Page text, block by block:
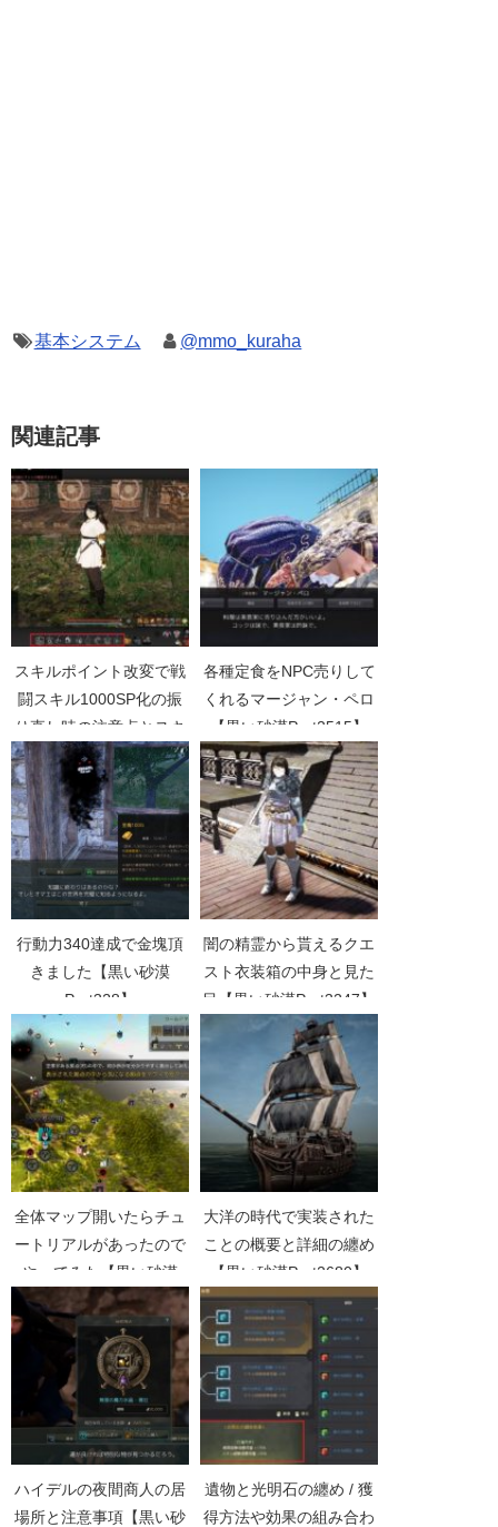
基本システム @mmo_kuraha
関連記事
スキルポイント改変で戦
闘スキル1000SP化の振
り直し時の注意点とスキ
ル特化【黒い砂漠
Part4069】
各種定食をNPC売りして
くれるマージャン・ペロ
【黒い砂漠Part2515】
行動力340達成で金塊頂
きました【黒い砂漠
Part328】
闇の精霊から貰えるクエ
スト衣装箱の中身と見た
目【黒い砂漠Part3247】
全体マップ開いたらチュ
ートリアルがあったので
やってみた【黒い砂漠
Part1242】
大洋の時代で実装された
ことの概要と詳細の纏め
【黒い砂漠Part2680】
ハイデルの夜間商人の居
場所と注意事項【黒い砂
遺物と光明石の纏め / 獲
得方法や効果の組み合わ